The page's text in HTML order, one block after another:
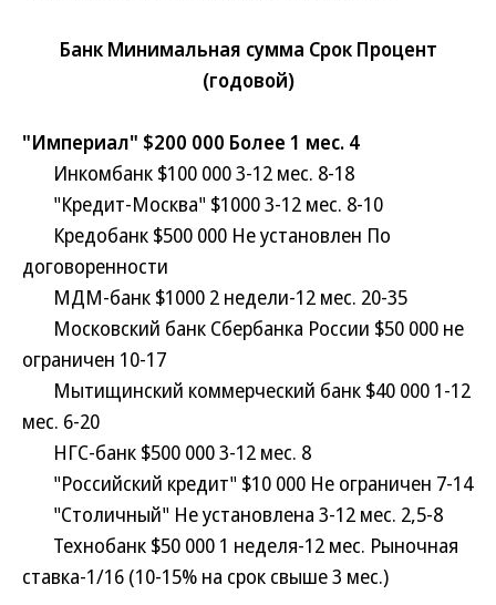
Банк Минимальная сумма Срок Процент
(годовой)
"Империал" $200 000 Более 1 мес. 4
Инкомбанк $100 000 3-12 мес. 8-18
"Кредит-Москва" $1000 3-12 мес. 8-10
Кредобанк $500 000 Не установлен По
договоренности
МДМ-банк $1000 2 недели-12 мес. 20-35
Московский банк Сбербанка России $50 000 не
ограничен 10-17
Мытищинский коммерческий банк $40 000 1-12
мес. 6-20
НГС-банк $500 000 3-12 мес. 8
"Российский кредит" $10 000 Не ограничен 7-14
"Столичный" Не установлена 3-12 мес. 2,5-8
Технобанк $50 000 1 неделя-12 мес. Рыночная
ставка-1/16 (10-15% на срок свыше 3 мес.)